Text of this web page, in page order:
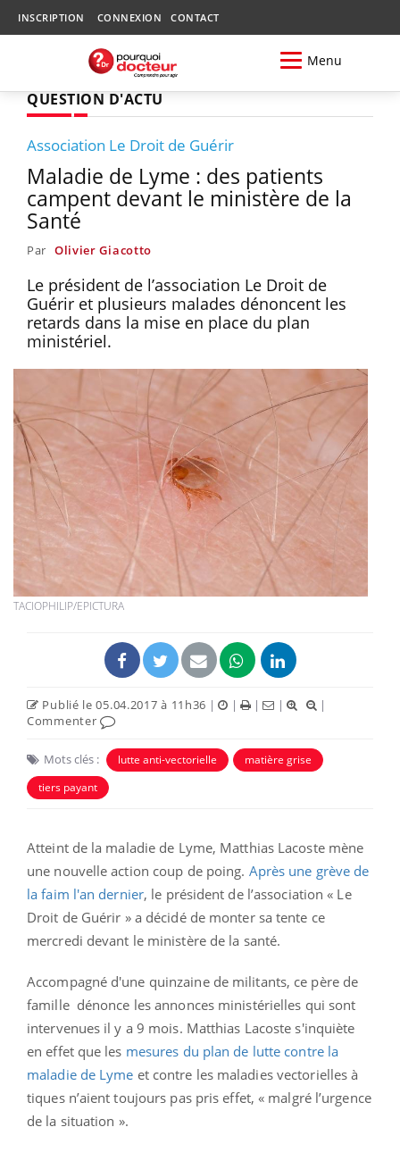
INSCRIPTION CONNEXION CONTACT
Menu
QUESTION D'ACTU
Association Le Droit de Guérir
Maladie de Lyme : des patients
campent devant le ministère de la
Santé
Par Olivier Giacotto
Le président de l’association Le Droit de
Guérir et plusieurs malades dénoncent les
retards dans la mise en place du plan
ministériel.
TACIOPHILIP/EPICTURA
Publié le 05.04.2017 à 11h36 | | | |
|
Commenter
Mots clés : lutte anti-vectorielle
matière grise
tiers payant
Atteint de la maladie de Lyme, Matthias Lacoste mène
une nouvelle action coup de poing. Après une grève de
la faim l'an dernier, le président de l’association « Le
Droit de Guérir » a décidé de monter sa tente ce
mercredi devant le ministère de la santé.
Accompagné d'une quinzaine de militants, ce père de
famille dénonce les annonces ministérielles qui sont
intervenues il y a 9 mois. Matthias Lacoste s'inquiète
en effet que les mesures du plan de lutte contre la
maladie de Lyme et contre les maladies vectorielles à
tiques n’aient toujours pas pris effet, « malgré l’urgence
de la situation ».